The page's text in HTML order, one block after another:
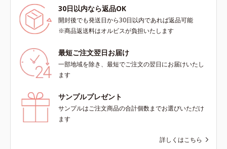
30日以内なら返品OK
開封後でも発送日から30日以内であれば返品可能
※商品返送料はオルビスが負担いたします
最短ご注文翌日お届け
一部地域を除き、最短でご注文の翌日にお届けいたし
ます
サンプルプレゼント
サンプルはご注文商品の合計個数までお選びいただけ
ます
詳しくはこちら